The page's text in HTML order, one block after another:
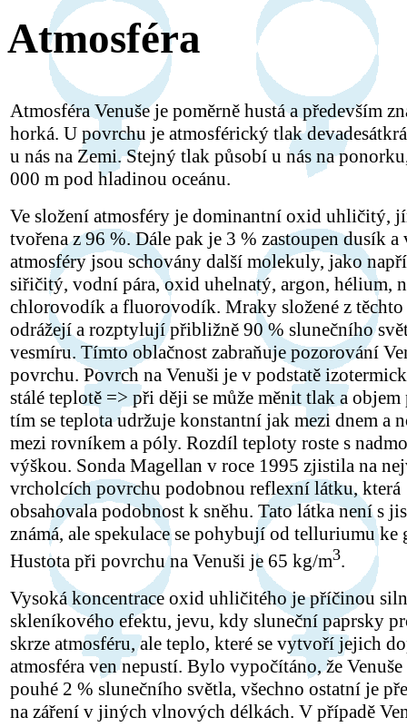
Atmosféra
Atmosféra Venuše je poměrně hustá a především
horká. U povrchu je atmosférický tlak
u nás na Zemi. Stejný tlak působí u nás na
000 m pod hladinou oceánu.
Ve složení atmosféry je dominantní oxid uhličitý,
tvořena z 96 %. Dále pak je 3 % zastoupen dusík a
atmosféry jsou schovány další molekuly, jako
siřičitý, vodní pára, oxid uhelnatý, argon, hélium,
chlorovodík a fluorovodík. Mraky složené z
odrážejí a rozptylují přibližně 90 % slunečního
vesmíru. Tímto oblačnost zabraňuje pozorování
povrchu. Povrch na Venuši je v podstatě
stálé teplotě => při ději se může měnit tlak a
tím se teplota udržuje konstantní jak mezi dnem a
mezi rovníkem a póly. Rozdíl teploty roste s
výškou. Sonda Magellan v roce 1995 zjistila na
vrcholcích povrchu podobnou reflexní látku, která
obsahovala podobnost k sněhu. Tato látka není s
známá, ale spekulace se pohybují od telluriumu ke
Hustota při povrchu na Venuši je 65 kg/m3.
Vysoká koncentrace oxid uhličitého je příčinou
skleníkového efektu, jevu, kdy sluneční paprsky
skrze atmosféru, ale teplo, které se vytvoří jejich
atmosféra ven nepustí. Bylo vypočítáno, že
pouhé 2 % slunečního světla, všechno ostatní je
na záření v jiných vlnových délkách. V případě